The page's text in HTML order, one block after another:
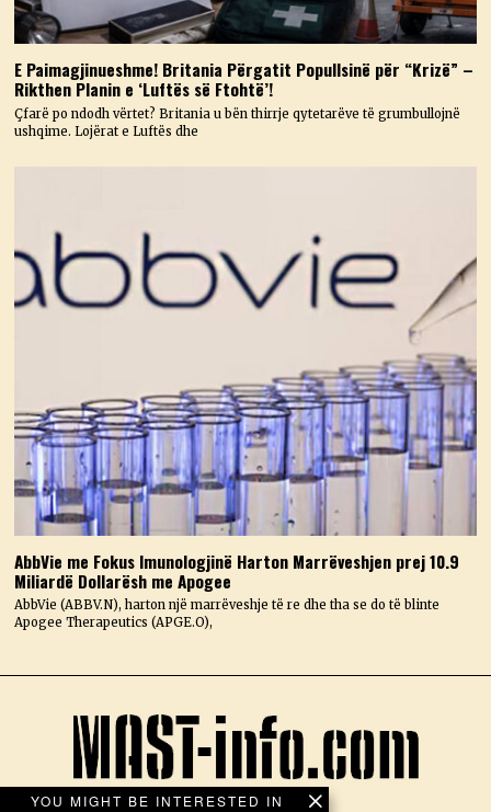
E Paimagjinueshme! Britania Përgatit Popullsinë për “Krizë” –
Rikthen Planin e ‘Luftës së Ftohtë’!
Çfarë po ndodh vërtet? Britania u bën thirrje qytetarëve të grumbullojnë
ushqime. Lojërat e Luftës dhe
AbbVie me Fokus Imunologjinë Harton Marrëveshjen prej 10.9
Miliardë Dollarësh me Apogee
AbbVie (ABBV.N), harton një marrëveshje të re dhe tha se do të blinte
Apogee Therapeutics (APGE.O),
YOU MIGHT BE INTERESTED IN